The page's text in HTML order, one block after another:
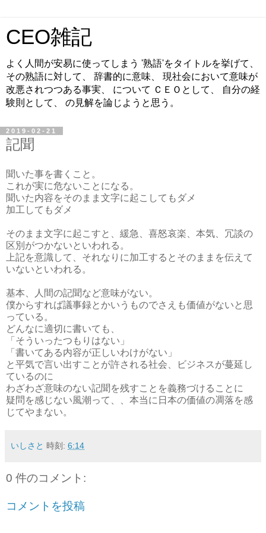
CEO雑記
よく人間が安易に使ってしまう '熟語'をタイトルを挙げて、
その熟語に対して、 辞書的に意味、 現社会において意味が
改悪されつつある事実、 について ＣＥＯとして、 自分の経
験則として、 の見解を論じようと思う。
2019-02-21
記聞
聞いた事を書くこと。
これが実に危ないことになる。
聞いた内容をそのまま文字に起こしてもダメ
加工してもダメ
そのまま文字に起こすと、緩急、喜怒哀楽、本気、冗談の
区別がつかないといわれる。
上記を意識して、それなりに加工するとそのままを伝えて
いないといわれる。
基本、人間の記聞など意味がない。
僕からすれば議事録とかいうものでさえも価値がないと思
っている。
どんなに適切に書いても、
「そういったつもりはない」
「書いてある内容が正しいわけがない」
と平気で言い出すことが許される社会、ビジネスが蔓延し
ているのに
わざわざ意味のない記聞を残すことを義務づけることに
疑問を感じない風潮って、、本当に日本の価値の凋落を感
じてやまない。
いしさと 時刻: 6:14
0 件のコメント:
コメントを投稿